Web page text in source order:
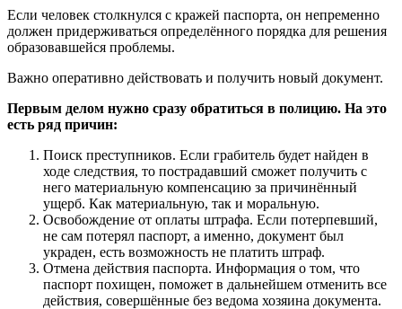
Если человек столкнулся с кражей паспорта, он непременно
должен придерживаться определённого порядка для решения
образовавшейся проблемы.
Важно оперативно действовать и получить новый документ.
Первым делом нужно сразу обратиться в полицию. На это
есть ряд причин:
Поиск преступников. Если грабитель будет найден в
ходе следствия, то пострадавший сможет получить с
него материальную компенсацию за причинённый
ущерб. Как материальную, так и моральную.
Освобождение от оплаты штрафа. Если потерпевший,
не сам потерял паспорт, а именно, документ был
украден, есть возможность не платить штраф.
Отмена действия паспорта. Информация о том, что
паспорт похищен, поможет в дальнейшем отменить все
действия, совершённые без ведома хозяина документа.